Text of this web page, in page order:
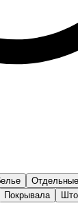
Покрывала